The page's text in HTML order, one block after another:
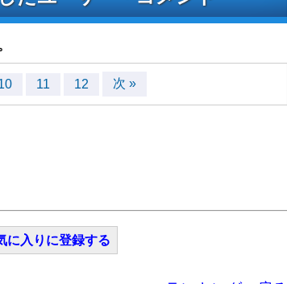
11 12 次 »
に入りに登録する